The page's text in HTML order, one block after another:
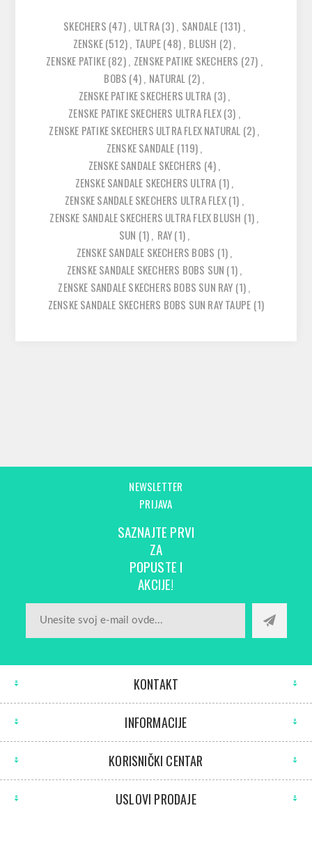
SKECHERS (47), ULTRA(3), SANDALE (131) ,
ZENSKE(512), TAUPE(48), BLUSH (2),
ZENSKE PATIKE(82), ZENSKE PATIKE SKECHERS (27) ,
BOBS (4), NATURAL (2),
ZENSKE PATIKE SKECHERS ULTRA (3),
ZENSKE PATIKE SKECHERS ULTRA FLEX(3) ,
ZENSKE PATIKE SKECHERS ULTRA FLEX NATURAL (2),
ZENSKE SANDALE (119),
ZENSKE SANDALE SKECHERS (4),
ZENSKE SANDALE SKECHERS ULTRA (1),
ZENSKE SANDALE SKECHERS ULTRA FLEX(1) ,
ZENSKE SANDALE SKECHERS ULTRA FLEX BLUSH (1),
SUN (1), RAY(1),
ZENSKE SANDALE SKECHERS BOBS (1),
ZENSKE SANDALE SKECHERS BOBS SUN (1),
ZENSKE SANDALE SKECHERS BOBS SUN RAY (1),
ZENSKE SANDALE SKECHERS BOBS SUN RAY TAUPE (1)
NEWSLETTER
PRIJAVA
SAZNAJTE PRVI
ZA
POPUSTE I
AKCIJE!
KONTAKT
INFORMACIJE
KORISNIČKI CENTAR
USLOVI PRODAJE